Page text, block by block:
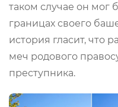
таком случае он мог
границах своего
история гласит, что
меч родового
преступника.